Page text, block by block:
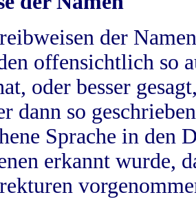
der
offensichtlich so
oder besser
dann so
Sprache in
erkannt wurde,